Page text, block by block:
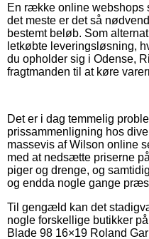
En række online webshops
det meste er det så
bestemt beløb. Som
letkøbte leveringsløsning,
du opholder sig i Odense,
fragtmanden til at køre
Det er i dag temmelig
prissammenligning hos
massevis af Wilson online
med at nedsætte priserne
piger og drenge, og
og endda nogle gange
Til gengæld kan det
nogle forskellige butikker
Blade 98 16×19 Roland